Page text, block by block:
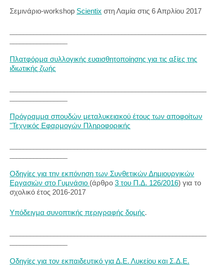
Σεμινάριο-workshop Scientix στη Λαμία στις 6 Απρλίου 2017
Πλατφόρμα συλλογικής ευαισθητοποίησης για τις αξίες της
ιδιωτικής ζωής
Πρόγραμμα σπουδών μεταλυκειακού έτους των αποφοίτων
"Τεχνικός Εφαρμογών Πληροφορικής
Οδηγίες για την εκπόνηση των Συνθετικών Δημιουργικών
Εργασιών στο Γυμνάσιο (άρθρο 3 του Π.Δ. 126/2016) για το
σχολικό έτος 2016-2017
Υπόδειγμα συνοπτικής περιγραφής δομής.
Οδηγίες για τον εκπαιδευτικό για Δ.Ε. Λυκείου και Σ.Δ.Ε.